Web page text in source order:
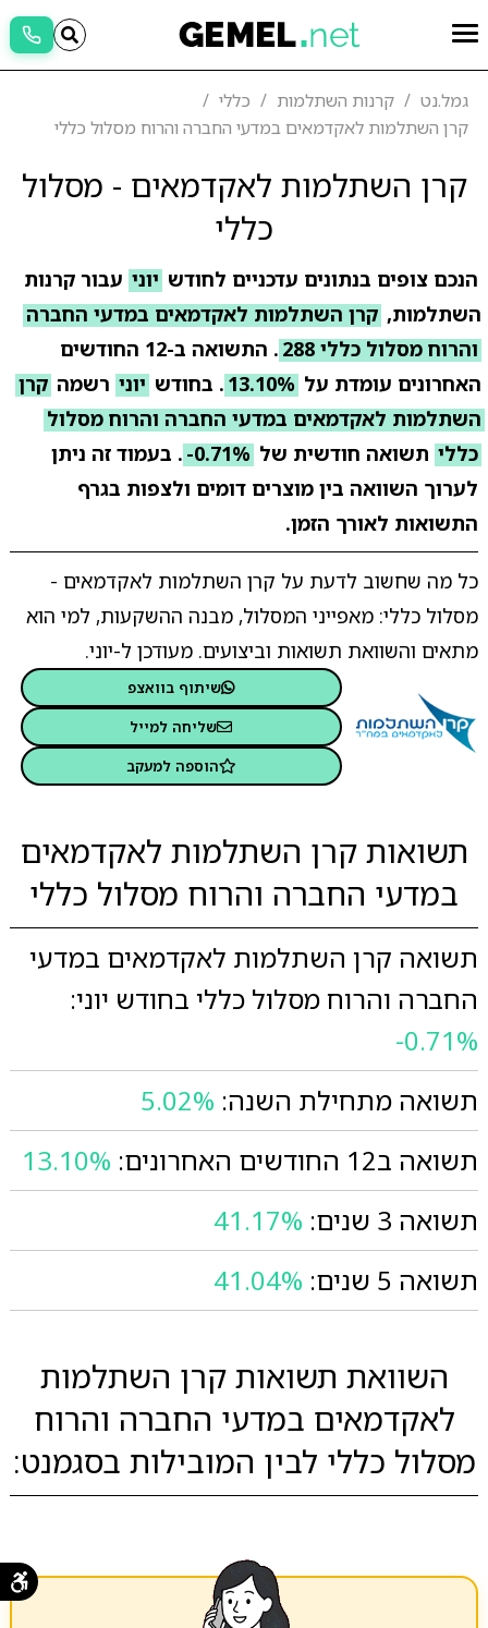
גמל.נט קרנות השתלמות
כללי
קרן השתלמות לאקדמאים במדעי החברה והרוח מסלול כללי
קרן השתלמות לאקדמאים - מסלול
כללי
הנכם צופים בנתונים עדכניים לחודש יוני עבור קרנות
השתלמות, קרן השתלמות לאקדמאים במדעי החברה
והרוח מסלול כללי 288
. התשואה ב-12 החודשים
האחרונים עומדת על 13.10% . בחודש יוני רשמה קרן
השתלמות לאקדמאים במדעי החברה והרוח מסלול
כללי תשואה חודשית של -0.71% . בעמוד זה ניתן
לערוך השוואה בין מוצרים דומים ולצפות בגרף
התשואות לאורך הזמן.
כל מה שחשוב לדעת על קרן השתלמות לאקדמאים -
מסלול כללי: מאפייני המסלול, מבנה ההשקעות, למי הוא
מתאים והשוואת תשואות וביצועים. מעודכן ל-יוני.
שיתוף בוואצפ
שליחה למייל
הוספה למעקב
תשואות קרן השתלמות לאקדמאים
במדעי החברה והרוח מסלול כללי
תשואה קרן השתלמות לאקדמאים במדעי
החברה והרוח מסלול כללי בחודש יוני:
-0.71%
תשואה מתחילת השנה: 5.02%
תשואה ב12 החודשים האחרונים:
13.10%
תשואה 3 שנים:
41.17%
תשואה 5 שנים:
41.04%
השוואת תשואות קרן השתלמות
לאקדמאים במדעי החברה והרוח
מסלול כללי לבין המובילות בסגמנט: